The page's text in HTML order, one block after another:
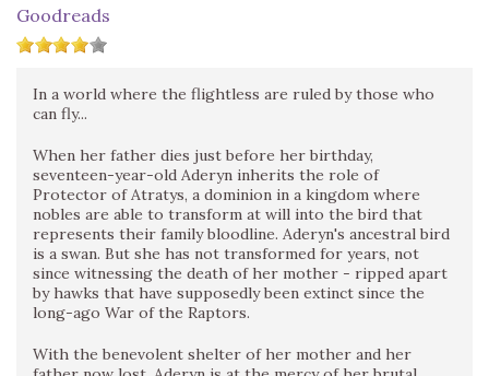
Goodreads
In a world where the flightless are ruled by those who
can fly...
When her father dies just before her birthday,
seventeen-year-old Aderyn inherits the role of
Protector of Atratys, a dominion in a kingdom where
nobles are able to transform at will into the bird that
represents their family bloodline. Aderyn's ancestral bird
is a swan. But she has not transformed for years, not
since witnessing the death of her mother - ripped apart
by hawks that have supposedly been extinct since the
long-ago War of the Raptors.
With the benevolent shelter of her mother and her